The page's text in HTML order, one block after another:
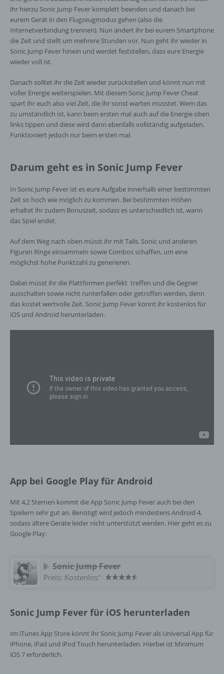
ihr hierzu Sonic Jump Fever komplett beenden und danach bei
eurem Gerät in den Flugzeugmodus gehen (also die
Internetverbindung trennen). Nun ändert ihr bei eurem Smartphone
die Zeit und stellt um mehrere Stunden vor. Nun geht ihr wieder in
Sonic Jump Fever hinein und werdet feststellen, dass eure Energie
wieder voll ist.
Danach solltet ihr die Zeit wieder zurückstellen und könnt nun mit
voller Energie weiterspielen. Mit diesem Sonic Jump Fever Cheat
spart ihr euch also viel Zeit, die ihr sonst warten müsstet. Wem das
zu umständlich ist, kann beim ersten mal auch auf die Energie oben
links tippen und diese wird dann ebenfalls vollständig aufgeladen.
Funktioniert jedoch nur beim ersten mal.
Darum geht es in Sonic Jump Fever
In Sonic Jump Fever ist es eure Aufgabe innerhalb einer bestimmten
Zeit so hoch wie möglich zu kommen. Bei bestimmten Höhen
erhaltet ihr zudem Bonuszeit, sodass es unterschiedlich ist, wann
das Spiel endet.
Auf dem Weg nach oben müsst ihr mit Tails, Sonic und anderen
Figuren Ringe einsammeln sowie Combos schaffen, um eine
möglichst hohe Punktzahl zu generieren.
Dabei müsst ihr die Plattformen perfekt treffen und die Gegner
ausschalten sowie nicht runterfallen oder getroffen werden, denn
das kostet wertvolle Zeit. Sonic Jump Fever könnt ihr kostenlos für
iOS und Android herunterladen.
App bei Google Play für Android
Mit 4,2 Sternen kommt die App Sonic Jump Fever auch bei den
Spielern sehr gut an. Benötigt wird jedoch mindestens Android 4,
sodass ältere Geräte leider nicht unterstützt werden. Hier geht es zu
Google Play:
Sonic Jump Fever
Preis: Kostenlos+
Sonic Jump Fever für iOS herunterladen
Im iTunes App Store könnt ihr Sonic Jump Fever als Universal App für
iPhone, iPad und iPod Touch herunterladen. Hierbei ist Minimum
iOS 7 erforderlich.
h) Auftragsverarbeiter
Auftragsverarbeiter ist eine natürliche oder
juristische Person, Behörde, Einrichtung
Daten im Auftrag des Verantwortlichen
verarbeitet.
i) Empfänger
Stelle, der personenbezogene Daten
es sich bei ihr um einen Dritten handelt oder
nicht. Behörden, die im Rahmen eines
bestimmten Untersuchungsauftrags nach
dem Unionsrecht oder dem Recht der
personenbezogene Daten erhalten, gelten
jedoch nicht als Empfänger.
j) Dritter
Dritter ist eine natürliche oder juristische
Person, Behörde, Einrichtung oder andere
Auftragsverarbeiters befugt sind, die
personenbezogenen Daten zu verarbeiten.
Einwilligung ist jede von der betroffenen
einer Erklärung oder einer sonstigen
die betroffene Person zu verstehen gibt, dass
sie mit der Verarbeitung der sie betreffenden
personenbezogenen Daten einverstanden
ist.
Name und Anschrift des für die Verarbeitung
Verantwortlichen
Grundverordnung, sonstiger in den Mitgliedstaaten
der Europäischen Union geltenden
Datenschutzgesetze und anderer Bestimmungen
mit datenschutzrechtlichem Charakter ist die: